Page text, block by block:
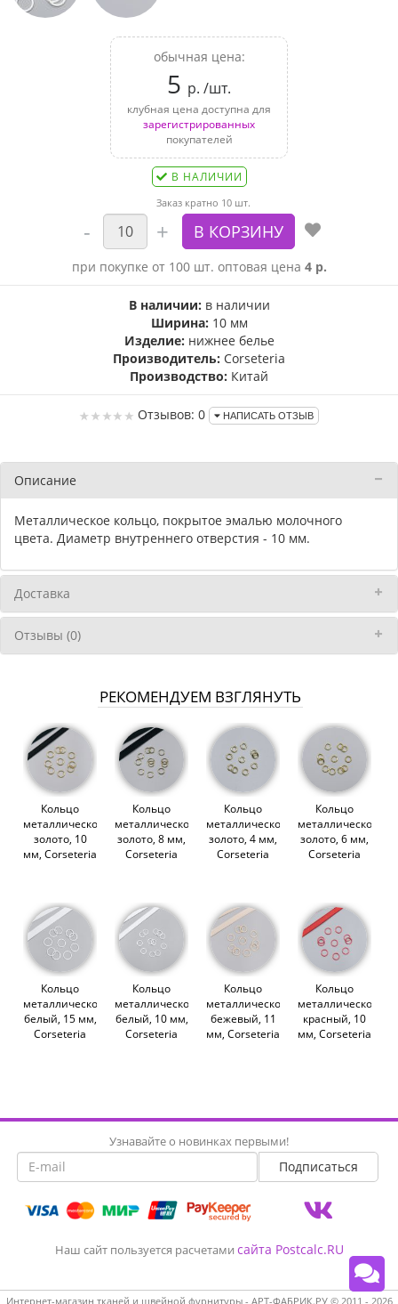
обычная цена:
5 р. /шт.
клубная цена доступна для
зарегистрированных
покупателей
В НАЛИЧИИ
Заказ кратно 10 шт.
при покупке от 100 шт. оптовая цена 4 р.
В наличии: в наличии
Ширина: 10 мм
Изделие: нижнее белье
Производитель: Corseteria
Производство: Китай
Отзывов: 0 НАПИСАТЬ ОТЗЫВ
Описание
Металлическое кольцо, покрытое эмалью молочного
цвета. Диаметр внутреннего отверстия - 10 мм.
Доставка
Отзывы (0)
РЕКОМЕНДУЕМ ВЗГЛЯНУТЬ
Кольцо
металлическое,
золото, 10
мм, Corseteria
Кольцо
металлическое,
золото, 8 мм,
Corseteria
Кольцо
металлическое,
золото, 4 мм,
Corseteria
Кольцо
металлическое,
золото, 6 мм,
Corseteria
Кольцо
металлическое,
белый, 15 мм,
Corseteria
Кольцо
металлическое,
белый, 10 мм,
Corseteria
Кольцо
металлическое,
бежевый, 11
мм, Corseteria
Кольцо
металлическое,
красный, 10
мм, Corseteria
Узнавайте о новинках первыми!
Наш сайт пользуется расчетами сайта Postcalc.RU
Интернет-магазин тканей и швейной фурнитуры - АРТ-ФАБРИК.РУ © 2011 - 2026